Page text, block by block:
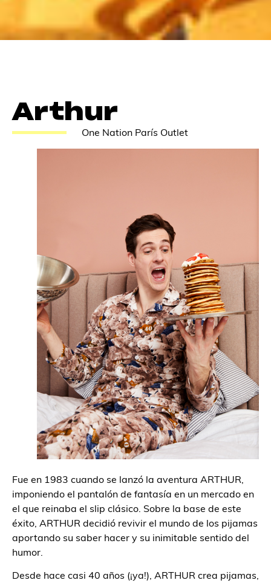
Arthur
One Nation París Outlet
Fue en 1983 cuando se lanzó la aventura ARTHUR,
imponiendo el pantalón de fantasía en un mercado en
el que reinaba el slip clásico. Sobre la base de este
éxito, ARTHUR decidió revivir el mundo de los pijamas
aportando su saber hacer y su inimitable sentido del
humor.
Desde hace casi 40 años (¡ya!), ARTHUR crea pijamas,